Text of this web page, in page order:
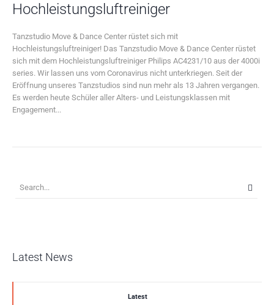
Hochleistungsluftreiniger
Tanzstudio Move & Dance Center rüstet sich mit
Hochleistungsluftreiniger! Das Tanzstudio Move & Dance Center rüstet
sich mit dem Hochleistungsluftreiniger Philips AC4231/10 aus der 4000i
series. Wir lassen uns vom Coronavirus nicht unterkriegen. Seit der
Eröffnung unseres Tanzstudios sind nun mehr als 13 Jahren vergangen.
Es werden heute Schüler aller Alters- und Leistungsklassen mit
Engagement...
Latest News
Latest